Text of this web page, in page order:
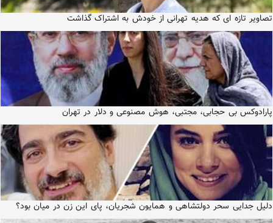
تصاویر تازه ای که هدیه تهرانی از خودش به اشتراک گذاشت
پارادوکس بی حجابی، مجتبی، هوش مصنوعی و دلار در تهران
دلیل جدایی سحر دولتشاهی و همایون شجریان، پای این زن در میان بود؟